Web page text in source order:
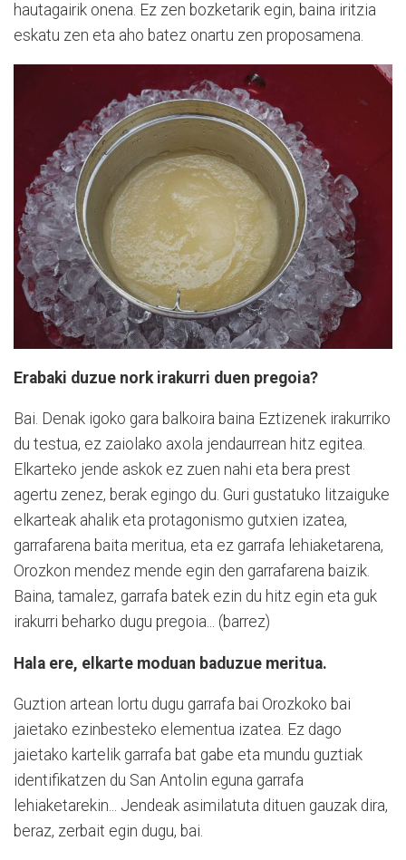
hautagairik onena. Ez zen bozketarik egin, baina iritzia
eskatu zen eta aho batez onartu zen proposamena.
Erabaki duzue nork irakurri duen pregoia?
Bai. Denak igoko gara balkoira baina Eztizenek irakurriko
du testua, ez zaiolako axola jendaurrean hitz egitea.
Elkarteko jende askok ez zuen nahi eta bera prest
agertu zenez, berak egingo du. Guri gustatuko litzaiguke
elkarteak ahalik eta protagonismo gutxien izatea,
garrafarena baita meritua, eta ez garrafa lehiaketarena,
Orozkon mendez mende egin den garrafarena baizik.
Baina, tamalez, garrafa batek ezin du hitz egin eta guk
irakurri beharko dugu pregoia... (barrez)
Hala ere, elkarte moduan baduzue meritua.
Guztion artean lortu dugu garrafa bai Orozkoko bai
jaietako ezinbesteko elementua izatea. Ez dago
jaietako kartelik garrafa bat gabe eta mundu guztiak
identifikatzen du San Antolin eguna garrafa
lehiaketarekin... Jendeak asimilatuta dituen gauzak dira,
beraz, zerbait egin dugu, bai.